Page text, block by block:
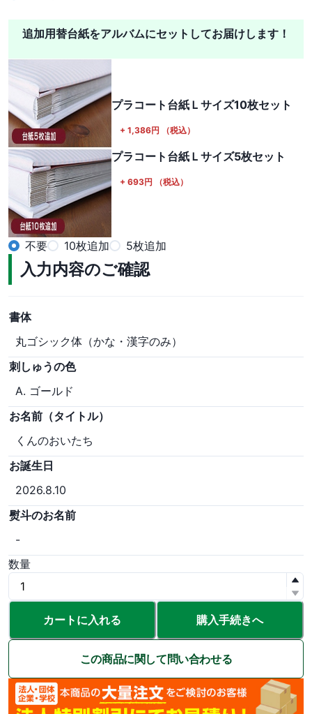
追加用替台紙をアルバムにセットしてお届けします！
プラコート台紙Ｌサイズ10枚セット
+1,386円 （税込）
プラコート台紙Ｌサイズ5枚セット
+693円 （税込）
不要 10枚追加 5枚追加
入力内容のご確認
書体
丸ゴシック体（かな・漢字のみ）
刺しゅうの色
A. ゴールド
お名前（タイトル）
くんのおいたち
お誕生日
2026.8.10
熨斗のお名前
-
数量
カートに入れる 購入手続きへ
この商品に関して問い合わせる